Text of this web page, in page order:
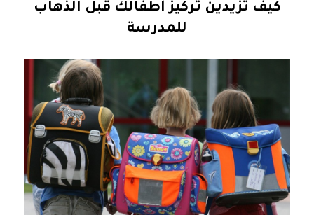
كيف تزيدين تركيز أطفالك قبل الذهاب
للمدرسة